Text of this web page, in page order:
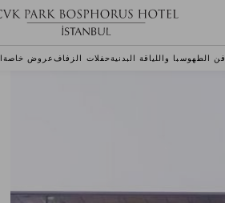
فن الطهوسبا واللياقة البدنيةحفلات الزفافعروض خاصة